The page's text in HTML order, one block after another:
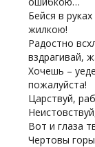
Бейся в
жилкою!
Радостно
вздрагивай,
Хочешь –
пожалуйста!
Царствуй,
Вот и глаза
Чертовы